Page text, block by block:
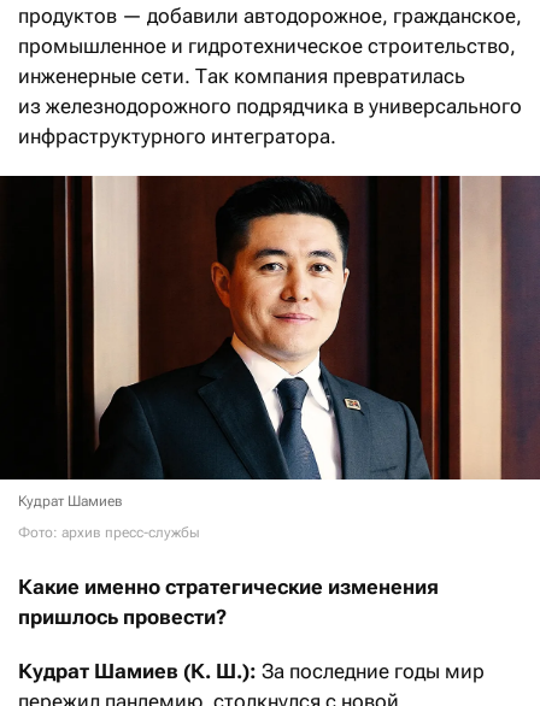
продуктов — добавили автодорожное, гражданское,
промышленное и гидротехническое строительство,
инженерные сети. Так компания превратилась
из железнодорожного подрядчика в универсального
инфраструктурного интегратора.
Кудрат Шамиев
Фото: архив пресс-службы
Какие именно стратегические изменения
пришлось провести?
Кудрат Шамиев (К. Ш.): За последние годы мир
пережил пандемию, столкнулся с новой